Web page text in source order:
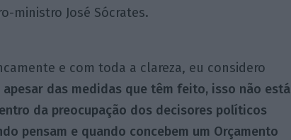
ministro José Sócrates.
e com toda a clareza, eu considero
apesar das medidas que têm feito, isso não está
da preocupação dos decisores políticos
pensam e quando concebem um Orçamento